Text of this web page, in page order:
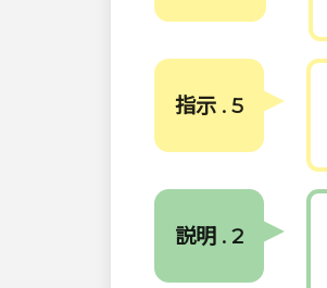
指示 . 5
説明 . 2